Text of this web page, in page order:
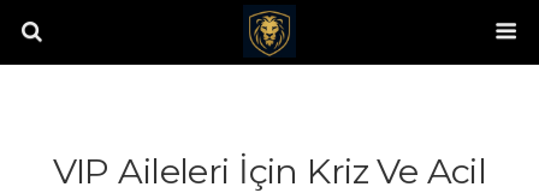
VIP Aileleri İçin Kriz Ve Acil